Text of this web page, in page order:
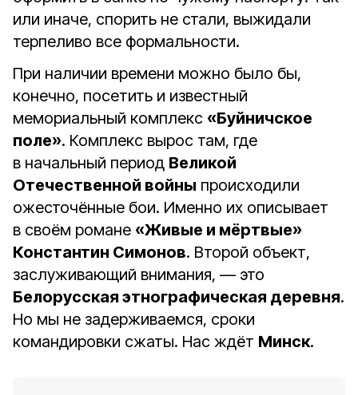
или иначе, спорить не стали, выжидали
терпеливо все формальности.
При наличии времени можно было бы,
конечно, посетить и известный
мемориальный комплекс «Буйничское
поле». Комплекс вырос там, где
в начальный период Великой
Отечественной войны происходили
ожесточённые бои. Именно их описывает
в своём романе «Живые и мёртвые»
Константин Симонов. Второй объект,
заслуживающий внимания, — это
Белорусская этнографическая деревня.
Но мы не задерживаемся, сроки
командировки сжаты. Нас ждёт Минск.